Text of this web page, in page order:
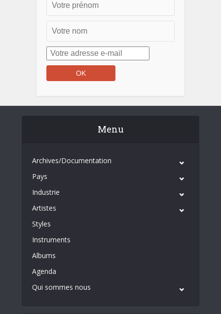
Menu
Archives/Documentation
Pays
Industrie
Artistes
Styles
Instruments
Albums
Agenda
Qui sommes nous